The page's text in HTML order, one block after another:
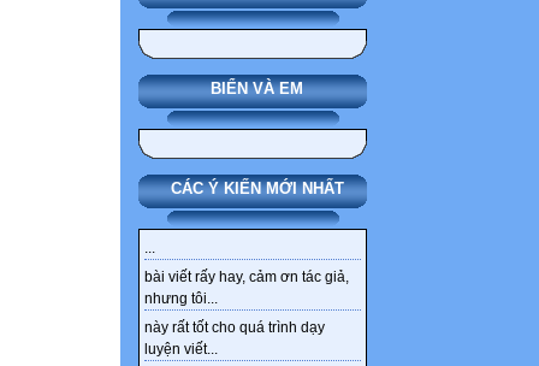
BIỂN VÀ EM
CÁC Ý KIẾN MỚI NHẤT
...
bài viết rấy hay, cảm ơn tác giả,
nhưng tôi...
này rất tốt cho quá trình dạy
luyện viết...